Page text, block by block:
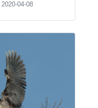
2020-04-08